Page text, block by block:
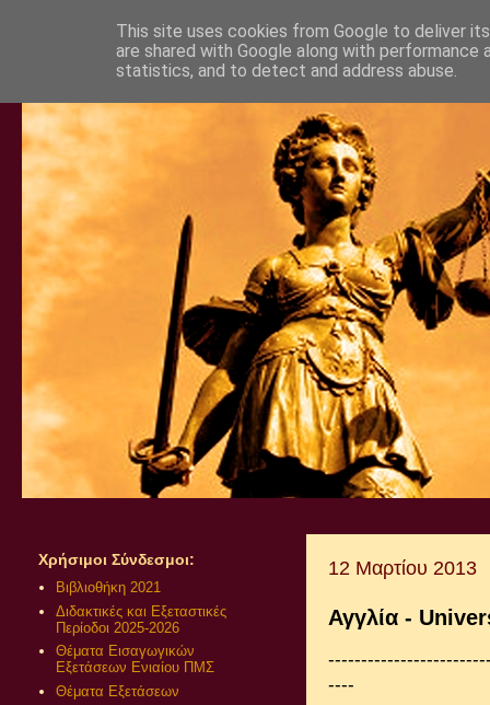
12 Μαρτίου 2013
Αγγλία -
----
Χρήσιμοι Σύνδεσμοι:
Βιβλιοθήκη 2021
Διδακτικές και Εξεταστικές
Περίοδοι 2025-2026
Θέματα Εισαγωγικών
Εξετάσεων Ενιαίου ΠΜΣ
Θέματα Εξετάσεων
This site uses cookies from Google to deliver
are shared with Google along with
statistics, and to detect and address abuse.